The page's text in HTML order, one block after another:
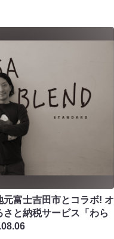
富士吉田市とコラボ! オ
と納税サービス「わら